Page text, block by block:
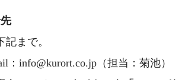
まで。
info@kurort.co.jp（担当：菊池）